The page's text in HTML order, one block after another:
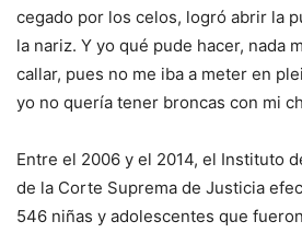
cegado por los celos, logró abrir la
la nariz. Y yo qué pude hacer, nada
callar, pues no me iba a meter en
yo no quería tener broncas con mi
Entre el 2006 y el 2014, el Instituto
de la Corte Suprema de Justicia
546 niñas y adolescentes que